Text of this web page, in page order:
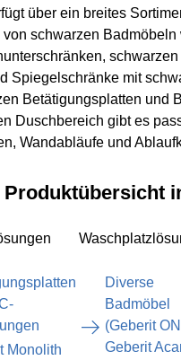
über ein breites
von schwarzen Badmöbeln
Spiegelschränke mit
Betätigungsplatten und
Duschbereich gibt es
Wandabläufe und
Produktübersicht
Monolith
Diverse
Badmöbel
(Geberit
Geberit